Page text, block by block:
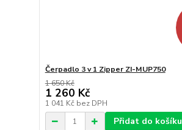
Čerpadlo 3 v 1 Zipper ZI-MUP750
1 650 Kč
1 260 Kč
1 041 Kč bez DPH
Přidat do košíku